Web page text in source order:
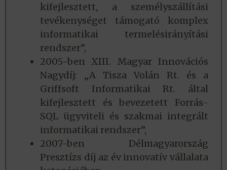
kifejlesztett, a személyszállítási
tevékenységet támogató komplex
informatikai termelésirányítási
rendszer”,
2005-ben XIII. Magyar Innovációs
Nagydíj: „A Tisza Volán Rt. és a
Griffsoft Informatikai Rt. által
kifejlesztett és bevezetett Forrás-
SQL ügyviteli és szakmai integrált
informatikai rendszer”,
2007-ben Délmagyarország
Presztízs díj az év innovatív vállalata